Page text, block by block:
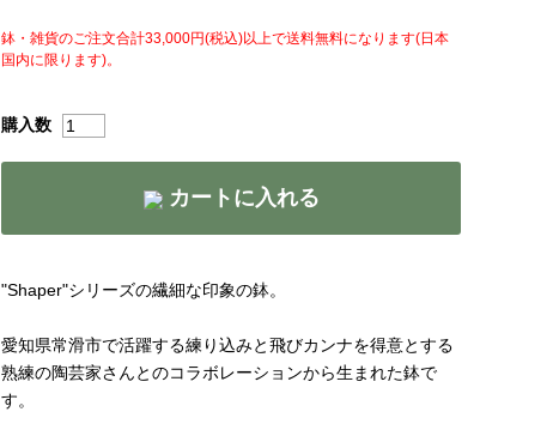
鉢・雑貨のご注文合計33,000円(税込)以上で送料無料になります(日本
国内に限ります)。
購入数
カートに入れる
"Shaper"シリーズの繊細な印象の鉢。
愛知県常滑市で活躍する練り込みと飛びカンナを得意とする
熟練の陶芸家さんとのコラボレーションから生まれた鉢で
す。